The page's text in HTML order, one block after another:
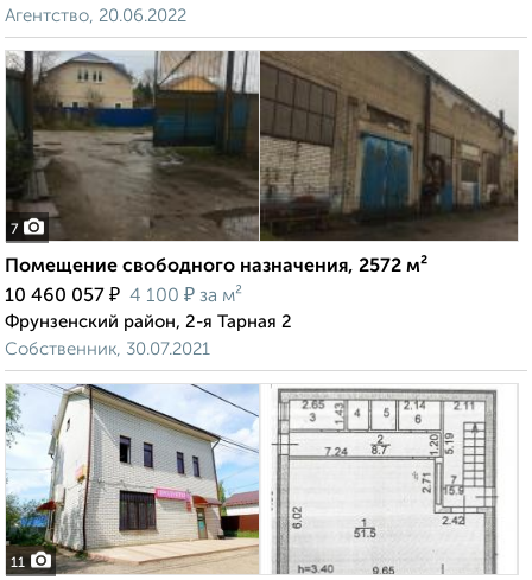
Агентство, 20.06.2022
7
Помещение свободного назначения, 2572 м²
10 460 057 ₽ 4 100 ₽ за м²
Фрунзенский район, 2-я Тарная 2
Собственник, 30.07.2021
11